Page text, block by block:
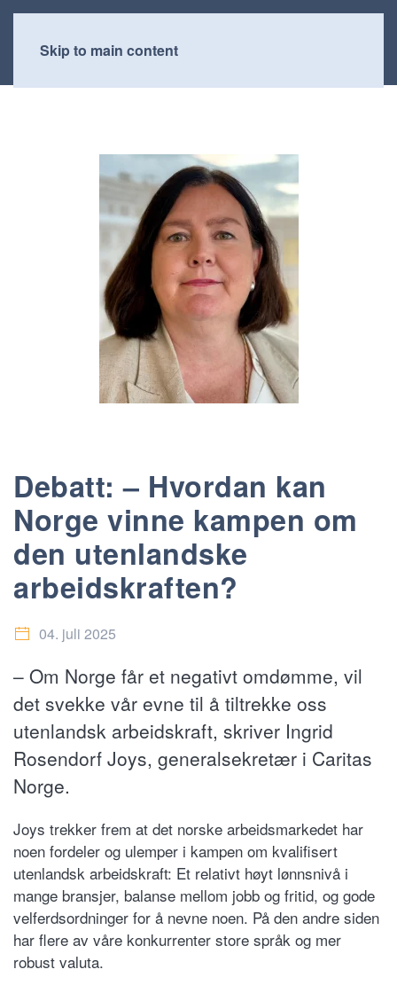
Skip to main content
Debatt: – Hvordan kan
Norge vinne kampen om
den utenlandske
arbeidskraften?
04. juli 2025
– Om Norge får et negativt omdømme, vil
det svekke vår evne til å tiltrekke oss
utenlandsk arbeidskraft, skriver Ingrid
Rosendorf Joys, generalsekretær i Caritas
Norge.
Joys trekker frem at det norske arbeidsmarkedet har
noen fordeler og ulemper i kampen om kvalifisert
utenlandsk arbeidskraft: Et relativt høyt lønnsnivå i
mange bransjer, balanse mellom jobb og fritid, og gode
velferdsordninger for å nevne noen. På den andre siden
har flere av våre konkurrenter store språk og mer
robust valuta.